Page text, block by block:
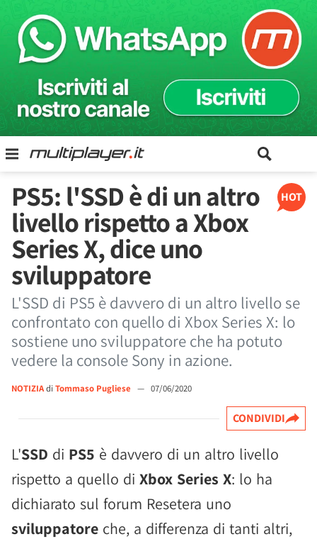
HOT
PS5: l'SSD è di un altro
livello rispetto a Xbox
Series X, dice uno
sviluppatore
L'SSD di PS5 è davvero di un altro livello se
confrontato con quello di Xbox Series X: lo
sostiene uno sviluppatore che ha potuto
vedere la console Sony in azione.
NOTIZIAdi Tommaso Pugliese — 07/06/2020
CONDIVIDI
L'SSD di PS5 è davvero di un altro livello
rispetto a quello di Xbox Series X: lo ha
dichiarato sul forum Resetera uno
sviluppatore che, a differenza di tanti altri,